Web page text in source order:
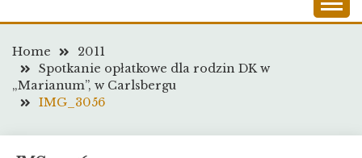
Home
2011
Spotkanie opłatkowe dla rodzin DK w
„Marianum”, w Carlsbergu
IMG_3056